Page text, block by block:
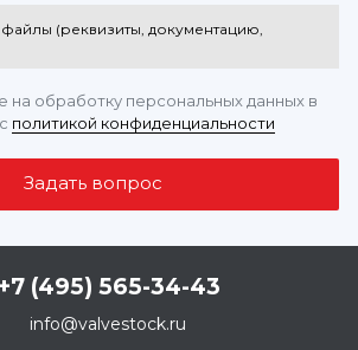
(реквизиты, документацию,
на обработку персональных данных в
политикой конфиденциальности
(495) 565-34-43
info@valvestock.ru